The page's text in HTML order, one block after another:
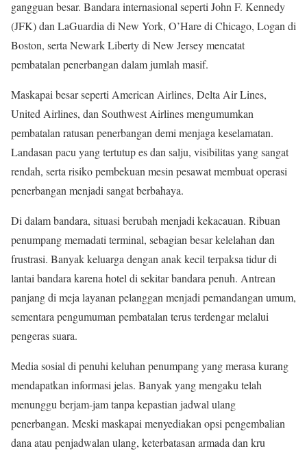
gangguan besar. Bandara internasional seperti John F. Kennedy
(JFK) dan LaGuardia di New York, O’Hare di Chicago, Logan di
Boston, serta Newark Liberty di New Jersey mencatat
pembatalan penerbangan dalam jumlah masif.
Maskapai besar seperti American Airlines, Delta Air Lines,
United Airlines, dan Southwest Airlines mengumumkan
pembatalan ratusan penerbangan demi menjaga keselamatan.
Landasan pacu yang tertutup es dan salju, visibilitas yang sangat
rendah, serta risiko pembekuan mesin pesawat membuat operasi
penerbangan menjadi sangat berbahaya.
Di dalam bandara, situasi berubah menjadi kekacauan. Ribuan
penumpang memadati terminal, sebagian besar kelelahan dan
frustrasi. Banyak keluarga dengan anak kecil terpaksa tidur di
lantai bandara karena hotel di sekitar bandara penuh. Antrean
panjang di meja layanan pelanggan menjadi pemandangan umum,
sementara pengumuman pembatalan terus terdengar melalui
pengeras suara.
Media sosial di penuhi keluhan penumpang yang merasa kurang
mendapatkan informasi jelas. Banyak yang mengaku telah
menunggu berjam-jam tanpa kepastian jadwal ulang
penerbangan. Meski maskapai menyediakan opsi pengembalian
dana atau penjadwalan ulang, keterbatasan armada dan kru